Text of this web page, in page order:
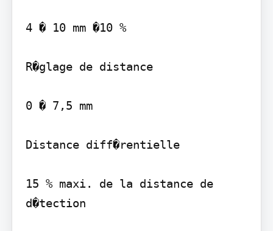
4 � 10 mm �10 %
R�glage de distance
0 � 7,5 mm
Distance diff�rentielle
15 % maxi. de la distance de
d�tection